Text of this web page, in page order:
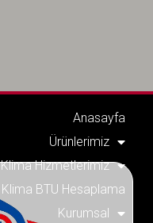
Anasayfa
Ürünlerimiz
Klima Hizmetlerimiz
Klima BTU Hesaplama
Kurumsal